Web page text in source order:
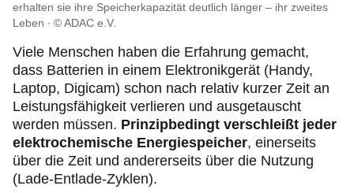
erhalten sie ihre Speicherkapazität deutlich länger – ihr zweites
Leben
© ADAC e.V.
Viele Menschen haben die Erfahrung gemacht,
dass Batterien in einem Elektronikgerät (Handy,
Laptop, Digicam) schon nach relativ kurzer Zeit an
Leistungsfähigkeit verlieren und ausgetauscht
werden müssen. Prinzipbedingt verschleißt jeder
elektrochemische Energiespeicher, einerseits
über die Zeit und andererseits über die Nutzung
(Lade-Entlade-Zyklen).